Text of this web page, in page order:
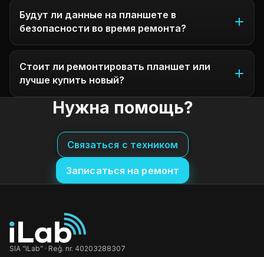
Будут ли данные на планшете в
безопасности во время ремонта?
Стоит ли ремонтировать планшет или
лучше купить новый?
Нужна помощь?
Связаться с техником
Записаться на ремонт
SIA “iLab” · Reģ. nr. 40203288307